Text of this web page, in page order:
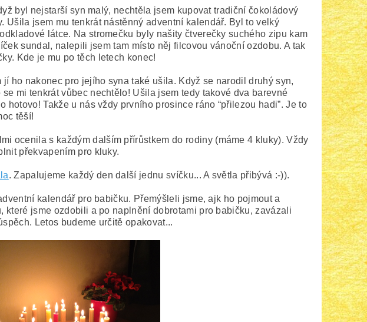
byl nejstarší syn malý, nechtěla jsem kupovat tradiční čokoládový
Ušila jsem mu tenkrát nástěnný adventní kalendář. Byl to velký
látce. Na stromečku byly našity čtverečky suchého zipu kam
sundal, nalepili jsem tam místo něj filcovou vánoční ozdobu. A tak
Kde je mu po těch letech konec!
ho nakonec pro jejího syna také ušila. Když se narodil druhý syn,
mi tenkrát vůbec nechtělo! Ušila jsem tedy takové dva barevné
hotovo! Takže u nás vždy prvního prosince ráno “přilezou hadi”. Je to
těší!
ocenila s každým dalším přírůstkem do rodiny (máme 4 kluky). Vždy
překvapením pro kluky.
. Zapalujeme každý den další jednu svíčku... A světla přibývá :-)).
kalendář pro babičku. Přemýšleli jsme, ajk ho pojmout a
které jsme ozdobili a po naplnění dobrotami pro babičku, zavázali
Letos budeme určitě opakovat...